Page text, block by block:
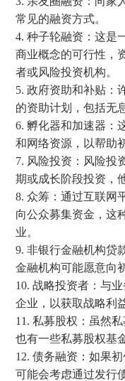
常见的融资方式。
4. 种子轮融资：这是
商业概念的可行性，
者或风险投资机构。
5. 政府资助和补贴：
的资助计划，包括无
6. 孵化器和加速器：
和网络资源，以帮助
7. 风险投资：风险投
期或成长阶段投资，
8. 众筹：通过互联网
向公众募集资金，这
业。
9. 非银行金融机构贷
金融机构可能愿意向
10. 战略投资者：与
企业，以获取战略利
11. 私募股权：虽然
也有一些私募股权基
12. 债务融资：如果
可能会考虑通过发行